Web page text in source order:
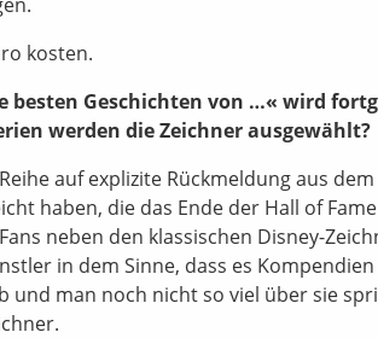
kosten.
besten Geschichten von …« wird
werden die Zeichner ausgewählt?
auf explizite Rückmeldung aus
haben, die das Ende der Hall of
neben den klassischen Disney-
in dem Sinne, dass es
und man noch nicht so viel über sie